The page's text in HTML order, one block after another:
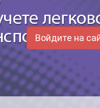
Войдите на